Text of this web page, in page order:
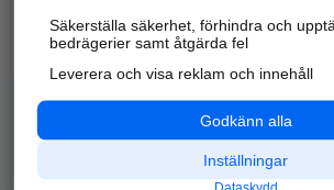
Alla kategorier
Populära
API & Kartor
Annonsera
Integritet
Säkerställa säkerhet, förhindra och
bedrägerier samt åtgärda fel
Leverera och visa reklam och innehåll
Godkänn alla
Inställningar
Dataskydd